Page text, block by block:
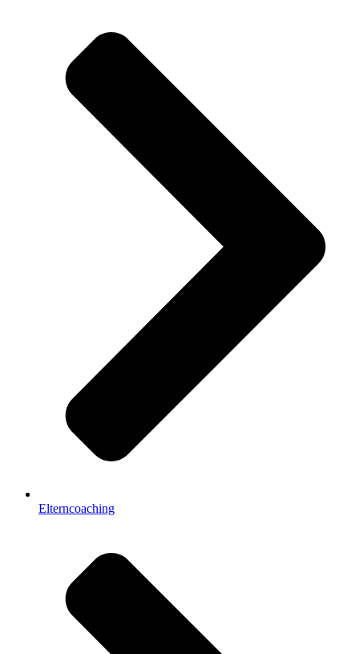
Elterncoaching